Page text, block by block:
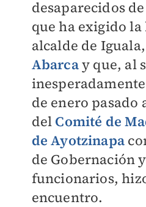
desaparecidos
que ha exigido
alcalde de Iguala,
Abarcay que, al
de enero pasado
del Comité de
de Ayotzinapa
de Gobernación
funcionarios,
encuentro.